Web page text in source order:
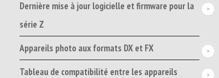
Dernière mise à jour logicielle et firmware pour la
série Z
Appareils photo aux formats DX et FX
Tableau de compatibilité entre les appareils